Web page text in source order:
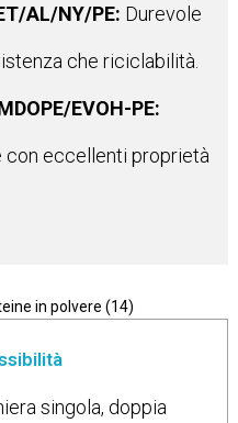
AL/NY/PE: Durevole
che riciclabilità.
EVOH-PE:
eccellenti proprietà
singola, doppia